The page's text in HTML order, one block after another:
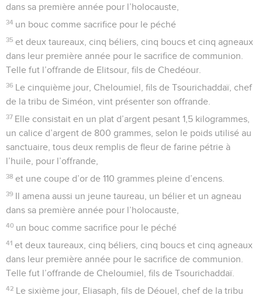
dans sa première année pour l’holocauste,
34 un bouc comme sacrifice pour le péché
35 et deux taureaux, cinq béliers, cinq boucs et cinq agneaux
dans leur première année pour le sacrifice de communion.
Telle fut l’offrande de Elitsour, fils de Chedéour.
36 Le cinquième jour, Cheloumiel, fils de Tsourichaddaï, chef
de la tribu de Siméon, vint présenter son offrande.
37 Elle consistait en un plat d’argent pesant 1,5 kilogrammes,
un calice d’argent de 800 grammes, selon le poids utilisé au
sanctuaire, tous deux remplis de fleur de farine pétrie à
l’huile, pour l’offrande,
38 et une coupe d’or de 110 grammes pleine d’encens.
39 Il amena aussi un jeune taureau, un bélier et un agneau
dans sa première année pour l’holocauste,
40 un bouc comme sacrifice pour le péché
41 et deux taureaux, cinq béliers, cinq boucs et cinq agneaux
dans leur première année pour le sacrifice de communion.
Telle fut l’offrande de Cheloumiel, fils de Tsourichaddaï.
42 Le sixième jour, Eliasaph, fils de Déouel, chef de la tribu